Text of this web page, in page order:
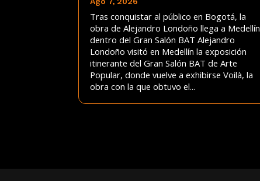
Tras conquistar al público en Bogotá, la
obra de Alejandro Londoño llega a Medellín
dentro del Gran Salón BAT Alejandro
Londoño visitó en Medellín la exposición
itinerante del Gran Salón BAT de Arte
Popular, donde vuelve a exhibirse Voilà, la
obra con la que obtuvo el...